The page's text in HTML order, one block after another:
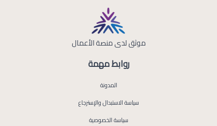
روابط مهمة
المدونة
سياسة الاستبدال والإسترجاع
سياسة الخصوصية
موثق لدى منصة الأعمال